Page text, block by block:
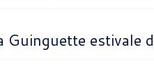
Guinguette estivale